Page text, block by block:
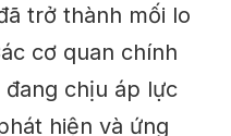
trở thành mối lo
cơ quan chính
chịu áp lực
hiện và ứng